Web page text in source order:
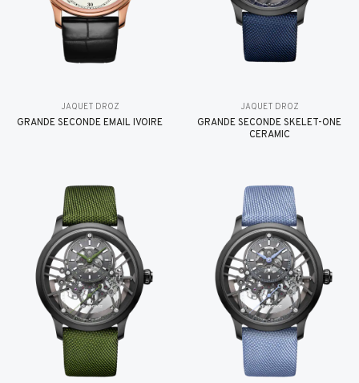
JAQUET DROZ
GRANDE SECONDE EMAIL IVOIRE
JAQUET DROZ
GRANDE SECONDE SKELET-ONE
CERAMIC